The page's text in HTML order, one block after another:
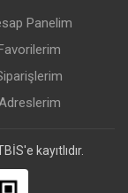
Panelim
kayıtlıdır.